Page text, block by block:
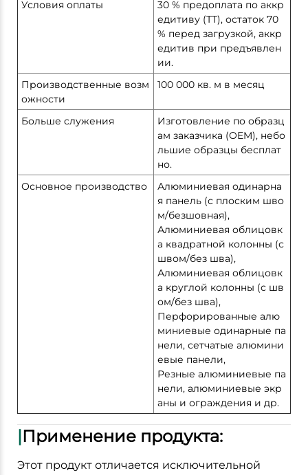
Условия оплаты
30 % предоплата по аккр
едитиву (ТТ), остаток 70
% перед загрузкой, аккр
едитив при предъявлен
ии.
Производственные возм
ожности
100 000 кв. м в месяц
Больше служения
Изготовление по образц
ам заказчика (OEM), небо
льшие образцы бесплат
но.
Основное производство
Алюминиевая одинарна
я панель (с плоским шво
м/безшовная),
Алюминиевая облицовк
а квадратной колонны (с
швом/без шва),
Алюминиевая облицовк
а круглой колонны (с шв
ом/без шва),
Перфорированные алю
миниевые одинарные па
нели, сетчатые алюмини
евые панели,
Резные алюминиевые па
нели, алюминиевые экр
аны и ограждения и др.
|Применение продукта:
Этот продукт отличается исключительной